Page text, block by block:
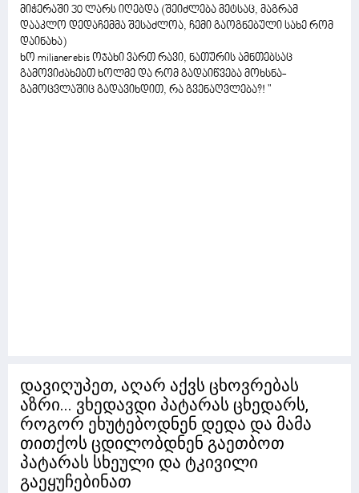
მიჭერაში 30 ლარს იღებდა (შეიძლება მეტსაც, მაგრამ
დააკლო დედაჩემმა შესაძლოა, ჩემი გაოგნებული სახე რომ
დაინახა)
ხო milianerebis ოჯახი ვართ რავი, ნათურის ამნთებსაც
გამოვიძახებთ ხოლმე და რომ გადაიწვება მოხსნა-
გამოცვლაშიც გადავიხდით, რა გვენაღვლება?! "
დავიღუპეთ, აღარ აქვს ცხოვრებას
აზრი... ვხედავდი პატარას ცხედარს,
როგორ ეხუტებოდნენ დედა და მამა
თითქოს ცდილობდნენ გაეთბოთ
პატარას სხეული და ტკივილი
გაეყუჩებინათ